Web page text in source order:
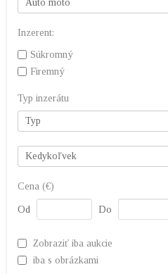
Inzerent:
Súkromný
Firemný
Typ inzerátu
Cena (€)
Od Do
Zobraziť iba aukcie
iba s obrázkami